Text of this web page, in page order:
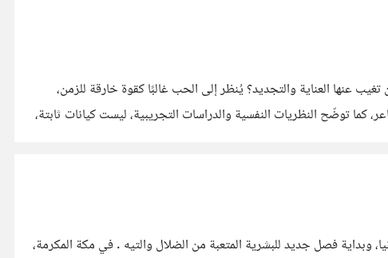
عنها العناية والتجديد؟ يُنظر إلى الحب غالبًا كقوة خارقة للزمن،
كما توضّح النظريات النفسية والدراسات التجريبية، ليست كيانات ثابتة،
وبداية فصل جديد للبشرية المتعبة من الضلال والتيه . في مكة المكرمة،